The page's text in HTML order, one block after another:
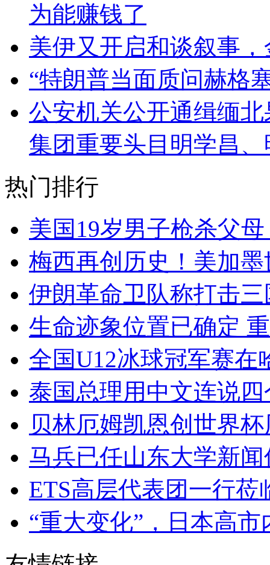
为能赚钱了
美伊又开启和谈叙事
“特朗普当面质问赫格
公安机关公开通缉缅
集团重要头目明学昌
热门排行
美国19岁男子枪杀父
梅西再创历史！美加
伊朗革命卫队称打击
生命迹象位置已确定
全国U12冰球冠军赛在
泰国总理用中文连说四
贝林厄姆凯恩创世界
马兵已任山东大学新
ETS高层代表团一行莅
“重大变化”，日本高